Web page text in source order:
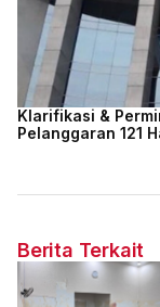
Klarifikasi &
Pelanggaran 121
Berita Terkait